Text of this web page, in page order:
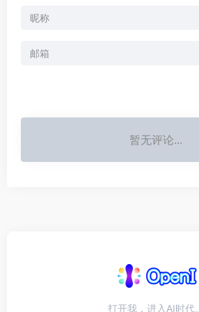
暂无评论...
打开我，进入AI时代。